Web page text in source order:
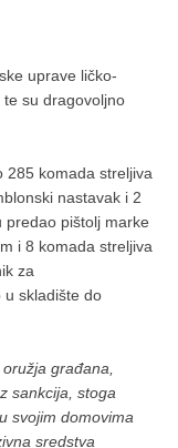
uprave ličko-
su dragovoljno
285 komada streljiva
nastavak i 2
predao pištolj marke
i 8 komada streljiva
za
u skladište do
građana,
sankcija, stoga
svojim domovima
sredstva